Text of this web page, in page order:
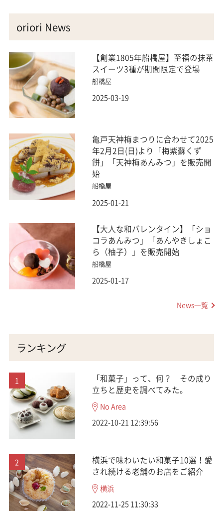
oriori News
【創業1805年船橋屋】至福の抹茶
スイーツ3種が期間限定で登場
船橋屋
2025-03-19
亀戸天神梅まつりに合わせて2025
年2月2日(日)より「梅紫蘇くず
餅」「天神梅あんみつ」を販売開
始
船橋屋
2025-01-21
【大人な和バレンタイン】「ショ
コラあんみつ」「あんやきしょこ
ら（柚子）」を販売開始
船橋屋
2025-01-17
News一覧
ランキング
「和菓子」って、何？ その成り
立ちと歴史を調べてみた。
No Area
2022-10-21 12:39:56
横浜で味わいたい和菓子10選！愛
され続ける老舗のお店をご紹介
横浜
2022-11-25 11:30:33